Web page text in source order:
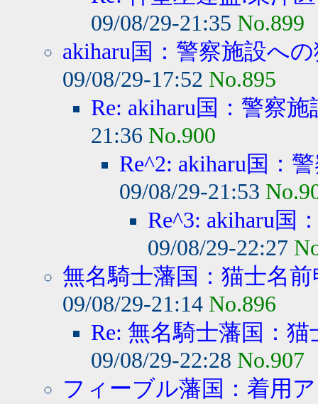
09/08/29-21:35 No.899
akiharu国：警察施設へ
09/08/29-17:52 No.895
Re: akiharu国：警察
21:36 No.900
Re^2: akiharu国：
09/08/29-21:53
Re^3: akiharu国
09/08/29-22:27
無名騎士藩国：猫士名前
09/08/29-21:14 No.896
Re: 無名騎士藩国：
09/08/29-22:28 No.907
フィーブル藩国：着用